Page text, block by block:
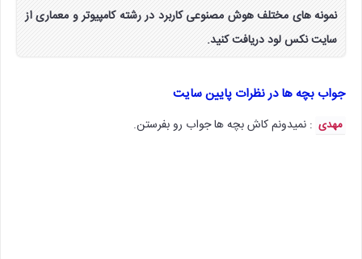
نمونه های مختلف هوش مصنوعی کاربرد در رشته کامپیوتر و معماری از
سایت نکس لود دریافت کنید.
جواب بچه ها در نظرات پایین سایت
مهدی : نمیدونم کاش بچه ها جواب رو بفرستن.